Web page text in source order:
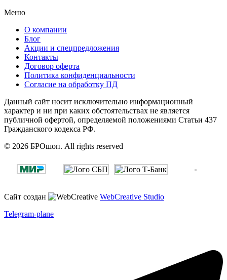
Меню
О компании
Блог
Акции и спецпредложения
Контакты
Договор оферта
Политика конфиденциальности
Согласие на обработку ПД
Данный сайт носит исключительно информационный
характер и ни при каких обстоятельствах не является
публичной офертой, определяемой положениями Статьи 437
Гражданского кодекса РФ.
© 2026 БРОшоп. All rights reserved
Сайт создан
WebCreative Studio
Telegram-plane